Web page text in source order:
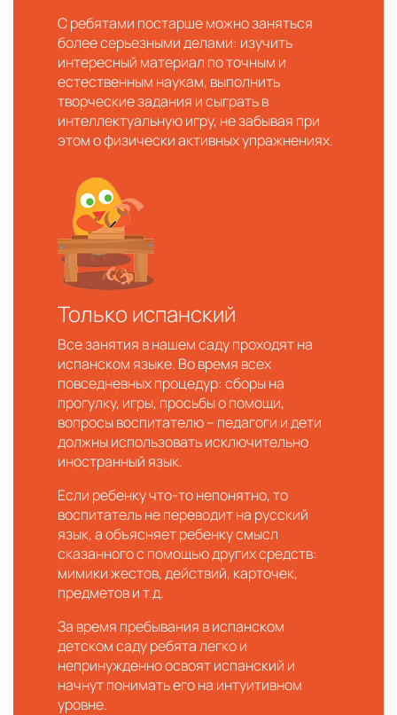
С ребятами постарше можно заняться
более серьезными делами: изучить
интересный материал по точным и
естественным наукам, выполнить
творческие задания и сыграть в
интеллектуальную игру, не забывая при
этом о физически активных упражнениях.
Только испанский
Все занятия в нашем саду проходят на
испанском языке. Во время всех
повседневных процедур: сборы на
прогулку, игры, просьбы о помощи,
вопросы воспитателю – педагоги и дети
должны использовать исключительно
иностранный язык.
Если ребенку что-то непонятно, то
воспитатель не переводит на русский
язык, а объясняет ребенку смысл
сказанного с помощью других средств:
мимики жестов, действий, карточек,
предметов и т.д.
За время пребывания в испанском
детском саду ребята легко и
непринужденно освоят испанский и
начнут понимать его на интуитивном
уровне.